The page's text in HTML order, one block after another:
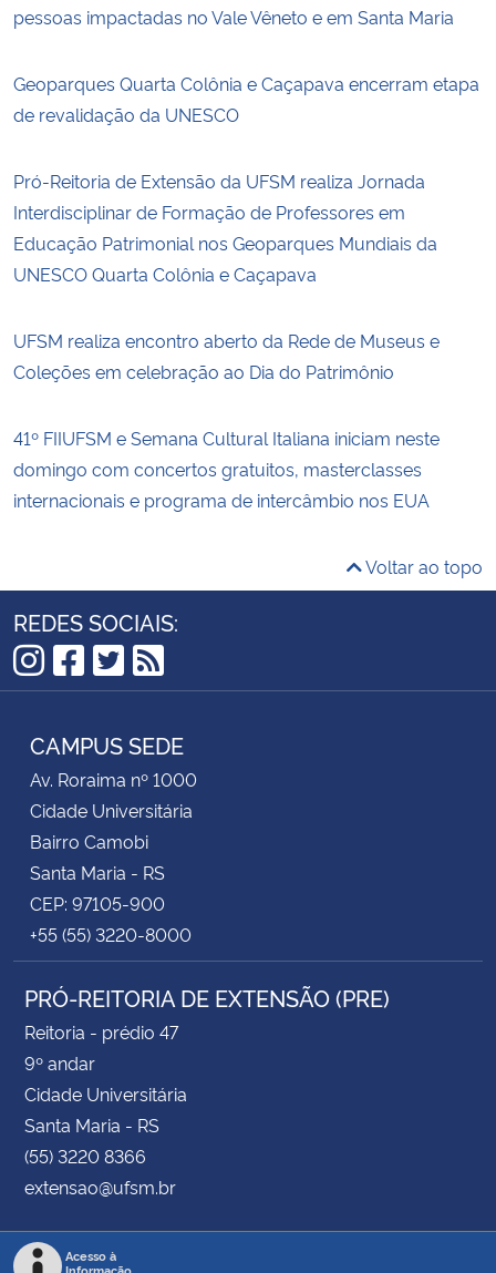
pessoas impactadas no Vale Vêneto e em Santa Maria
Geoparques Quarta Colônia e Caçapava encerram etapa
de revalidação da UNESCO
Pró-Reitoria de Extensão da UFSM realiza Jornada
Interdisciplinar de Formação de Professores em
Educação Patrimonial nos Geoparques Mundiais da
UNESCO Quarta Colônia e Caçapava
UFSM realiza encontro aberto da Rede de Museus e
Coleções em celebração ao Dia do Patrimônio
41º FIIUFSM e Semana Cultural Italiana iniciam neste
domingo com concertos gratuitos, masterclasses
internacionais e programa de intercâmbio nos EUA
Voltar ao topo
REDES SOCIAIS:
Instagram
Facebook
Twitter
RSS
CAMPUS SEDE
Av. Roraima nº 1000
Cidade Universitária
Bairro Camobi
Santa Maria - RS
CEP: 97105-900
+55 (55) 3220-8000
PRÓ-REITORIA DE EXTENSÃO (PRE)
Reitoria - prédio 47
9º andar
Cidade Universitária
Santa Maria - RS
(55) 3220 8366
extensao@ufsm.br
Acesso à